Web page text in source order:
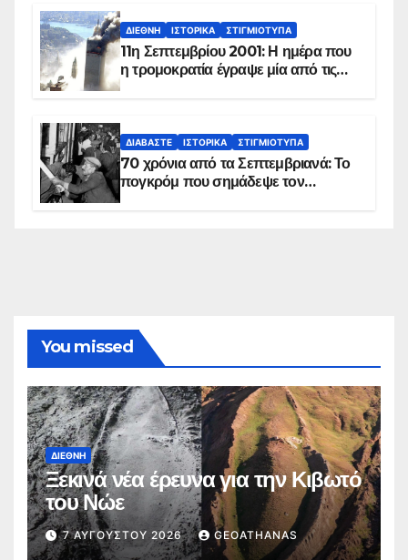
ΔΙΕΘΝΉ ΙΣΤΟΡΙΚΆ ΣΤΙΓΜΙΌΤΥΠΑ
11η Σεπτεμβρίου 2001: Η ημέρα που
η τρομοκρατία έγραψε μία από τις
ΔΙΑΒΆΣΤΕ ΙΣΤΟΡΙΚΆ ΣΤΙΓΜΙΌΤΥΠΑ
70 χρόνια από τα Σεπτεμβριανά: Το
πογκρόμ που σημάδεψε τον
You missed
ΔΙΕΘΝΉ
Ξεκινά νέα έρευνα για την Κιβωτό
του Νώε
7 ΑΥΓΟΎΣΤΟΥ 2026 GEOATHANAS